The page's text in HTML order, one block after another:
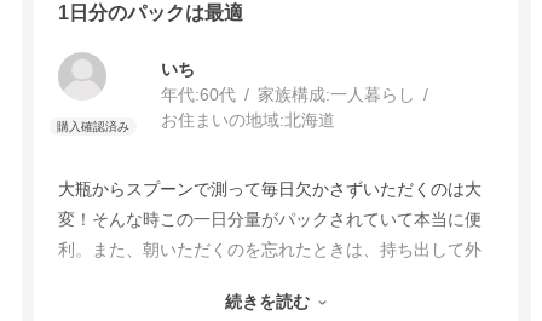
1日分のパックは最適
いち
年代:60代 家族構成:一人暮らし
お住まいの地域:北海道
大瓶からスプーンで測って毎日欠かさずいただくのは大
変！そんな時この一日分量がパックされていて本当に便
利。また、朝いただくのを忘れたときは、持ち出して外
ぴったりでした。体調は・・・。まだ変化感じないで
続きを読む